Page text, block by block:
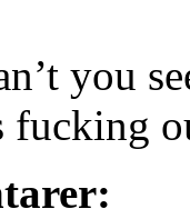
you
fucking